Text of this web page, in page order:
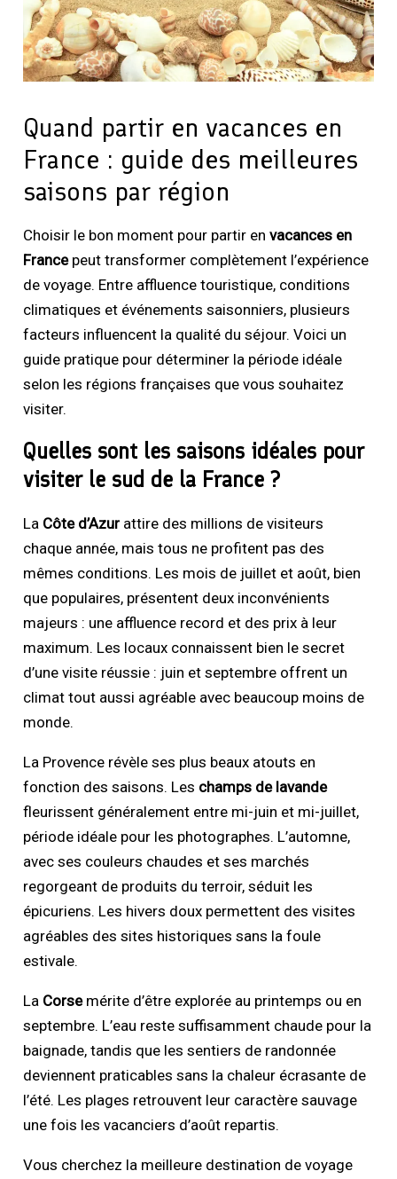
Quand partir en vacances en
France : guide des meilleures
saisons par région
Choisir le bon moment pour partir en vacances en
Francepeut transformer complètement l’expérience
de voyage. Entre affluence touristique, conditions
climatiques et événements saisonniers, plusieurs
facteurs influencent la qualité du séjour. Voici un
guide pratique pour déterminer la période idéale
selon les régions françaises que vous souhaitez
visiter.
Quelles sont les saisons idéales pour
visiter le sud de la France ?
La Côte d’Azur attire des millions de visiteurs
chaque année, mais tous ne profitent pas des
mêmes conditions. Les mois de juillet et août, bien
que populaires, présentent deux inconvénients
majeurs : une affluence record et des prix à leur
maximum. Les locaux connaissent bien le secret
d’une visite réussie : juin et septembre offrent un
climat tout aussi agréable avec beaucoup moins de
monde.
La Provence révèle ses plus beaux atouts en
fonction des saisons. Les champs de lavande
fleurissent généralement entre mi-juin et mi-juillet,
période idéale pour les photographes. L’automne,
avec ses couleurs chaudes et ses marchés
regorgeant de produits du terroir, séduit les
épicuriens. Les hivers doux permettent des visites
agréables des sites historiques sans la foule
estivale.
La Corsemérite d’être explorée au printemps ou en
septembre. L’eau reste suffisamment chaude pour la
baignade, tandis que les sentiers de randonnée
deviennent praticables sans la chaleur écrasante de
l’été. Les plages retrouvent leur caractère sauvage
une fois les vacanciers d’août repartis.
Vous cherchez la meilleure destination de voyage